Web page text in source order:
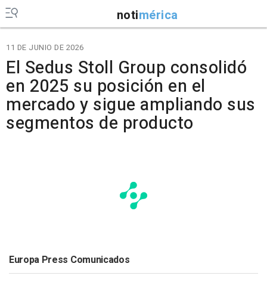
notimérica
11 DE JUNIO DE 2026
El Sedus Stoll Group consolidó
en 2025 su posición en el
mercado y sigue ampliando sus
segmentos de producto
Europa Press Comunicados